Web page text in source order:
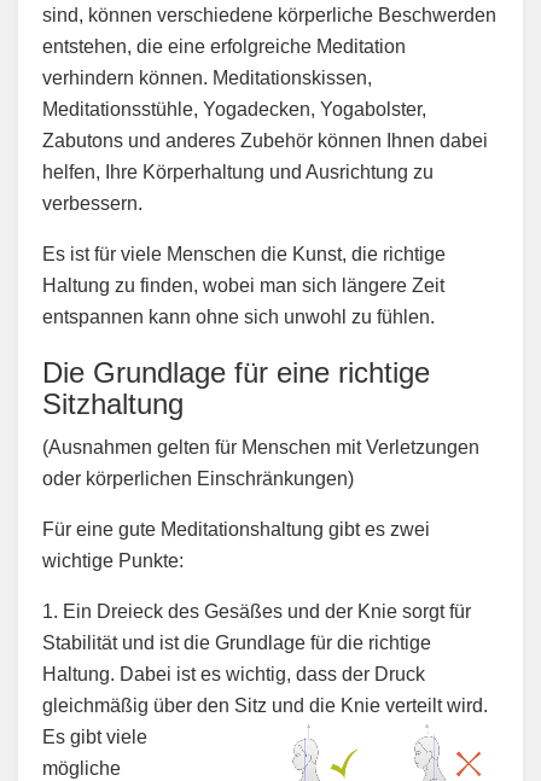
sind, können verschiedene körperliche Beschwerden
entstehen, die eine erfolgreiche Meditation
verhindern können. Meditationskissen,
Meditationsstühle, Yogadecken, Yogabolster,
Zabutons und anderes Zubehör können Ihnen dabei
helfen, Ihre Körperhaltung und Ausrichtung zu
verbessern.
Es ist für viele Menschen die Kunst, die richtige
Haltung zu finden, wobei man sich längere Zeit
entspannen kann ohne sich unwohl zu fühlen.
Die Grundlage für eine richtige
Sitzhaltung
(Ausnahmen gelten für Menschen mit Verletzungen
oder körperlichen Einschränkungen)
Für eine gute Meditationshaltung gibt es zwei
wichtige Punkte:
1. Ein Dreieck des Gesäßes und der Knie sorgt für
Stabilität und ist die Grundlage für die richtige
Haltung. Dabei ist es wichtig, dass der Druck
gleichmäßig über den Sitz und die Knie verteilt wird.
Es gibt viele
mögliche